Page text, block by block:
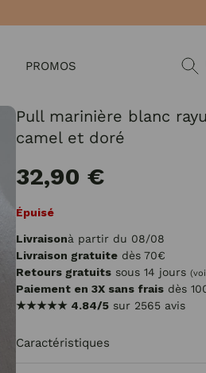
PROMOS
Pull marinière blanc
camel et doré
32,90 €
Épuisé
Livraisonà partir du 08/08
Livraison gratuite dès 70€
Retours gratuits sous 14 jours
Paiement en 3X sans frais dès
★★★★★ 4.84/5 sur 2565 avis
Caractéristiques